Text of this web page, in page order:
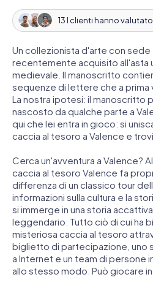
13 I clienti hanno
Un collezionista d'arte con sede
recentemente acquisito all'asta
medievale. Il manoscritto
sequenze di lettere che a prima
La nostra ipotesi: il manoscritto
nascosto da qualche parte a
qui che lei entra in gioco: si
caccia al tesoro a Valence e
Cerca un'avventura a Valence?
caccia al tesoro Valence fa
differenza di un classico tour
informazioni sulla cultura e la
si immerge in una storia
leggendario. Tutto ciò di cui ha
misteriosa caccia al tesoro
biglietto di partecipazione, uno
a Internet e un team di persone
allo stesso modo. Può giocare